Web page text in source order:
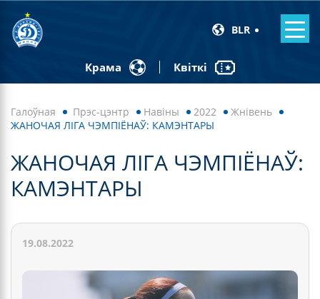
BLR
Крама Квіткі
Галоўная Прэс-цэнтр Навiны 2022
Жнівень
ЖАНОЧАЯ ЛІГА ЧЭМПІЁНАЎ: КАМЭНТАРЫ
ЖАНОЧАЯ ЛІГА ЧЭМПІЁНАЎ:
КАМЭНТАРЫ
19.08.2022